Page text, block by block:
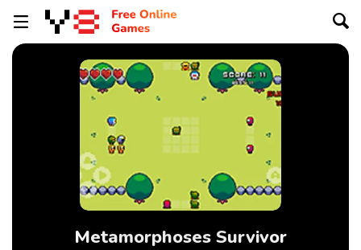
Metamorphoses Survivor